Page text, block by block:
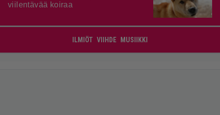
viilentävää koiraa
ILMIÖT VIIHDE MUSIIKKI